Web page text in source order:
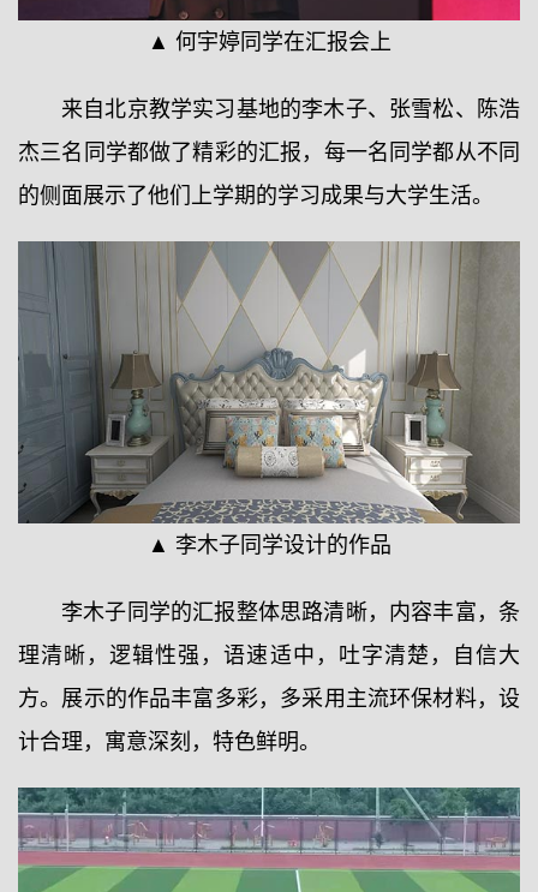
▲ 何宇婷同学在汇报会上
来自北京教学实习基地的李木子、张雪松、陈浩
杰三名同学都做了精彩的汇报，每一名同学都从不同
的侧面展示了他们上学期的学习成果与大学生活。
▲ 李木子同学设计的作品
李木子同学的汇报整体思路清晰，内容丰富，条
理清晰，逻辑性强，语速适中，吐字清楚，自信大
方。展示的作品丰富多彩，多采用主流环保材料，设
计合理，寓意深刻，特色鲜明。